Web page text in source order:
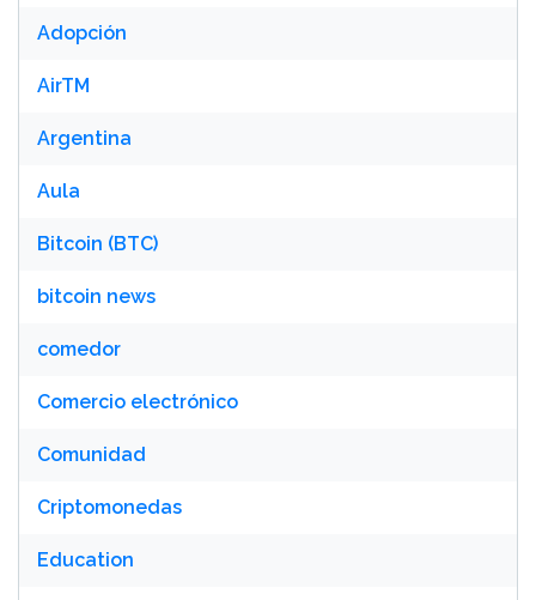
Adopción
AirTM
Argentina
Aula
Bitcoin (BTC)
bitcoin news
comedor
Comercio electrónico
Comunidad
Criptomonedas
Education